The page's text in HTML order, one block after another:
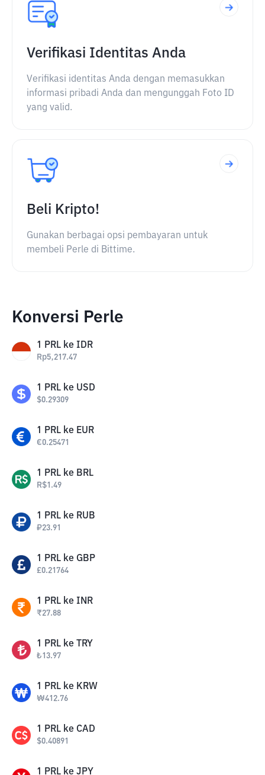
Verifikasi Identitas Anda
Verifikasi identitas Anda dengan memasukkan
informasi pribadi Anda dan mengunggah Foto ID
yang valid.
Beli Kripto!
Gunakan berbagai opsi pembayaran untuk
membeli Perle di Bittime.
Konversi Perle
1 PRL ke IDR
Rp5,217.47
1 PRL ke USD
$0.29309
1 PRL ke EUR
€0.25471
1 PRL ke BRL
R$1.49
1 PRL ke RUB
₽23.91
1 PRL ke GBP
£0.21764
1 PRL ke INR
₹27.88
1 PRL ke TRY
₺13.97
1 PRL ke KRW
₩412.76
1 PRL ke CAD
$0.40891
1 PRL ke JPY